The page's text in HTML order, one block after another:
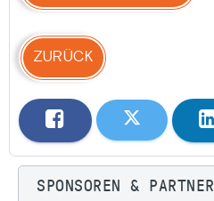
ZURÜCK
SPONSOREN & PARTNER